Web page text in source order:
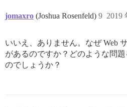
jomaxro (Joshua Rosenfeld) 2019
9
いいえ、ありません。なぜ Web
があるのですか？どのような問
のでしょうか？